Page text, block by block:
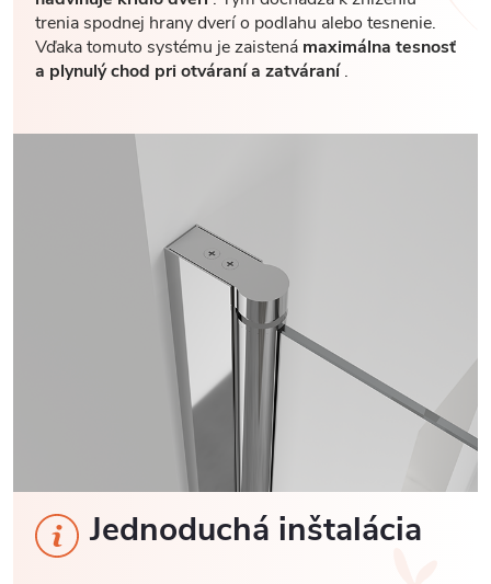
trenia spodnej hrany dverí o podlahu alebo tesnenie.
Vďaka tomuto systému je zaistená maximálna tesnosť
a plynulý chod pri otváraní a zatváraní.
Jednoduchá inštalácia